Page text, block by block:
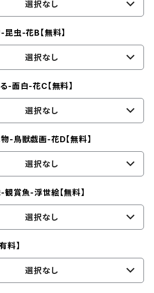
選択なし
虫-花B【無料】
選択なし
面白-花C【無料】
選択なし
-鳥獣戯画-花D【無料】
選択なし
賞魚-浮世絵【無料】
選択なし
料】
選択なし